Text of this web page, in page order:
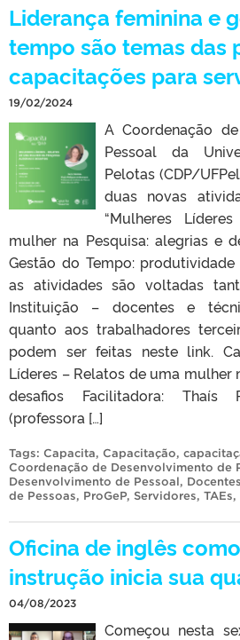
Liderança feminina e
tempo são temas das
capacitações para
19/02/2024
A Coordenação
Pessoal da
Pelotas (CDP/
duas novas
“Mulheres
mulher na Pesquisa: alegrias e
Gestão do Tempo: produtividade
as atividades são voltadas
Instituição – docentes e
quanto aos trabalhadores
podem ser feitas neste link.
Líderes – Relatos de uma mulher
desafios Facilitadora: Thaís
(professora […]
Tags: Capacita, Capacitação,
Coordenação de Desenvolvimento de
Desenvolvimento de Pessoal, Docentes
de Pessoas, ProGeP, Servidores, TAEs,
Oficina de inglês
instrução inicia sua
04/08/2023
Começou nesta